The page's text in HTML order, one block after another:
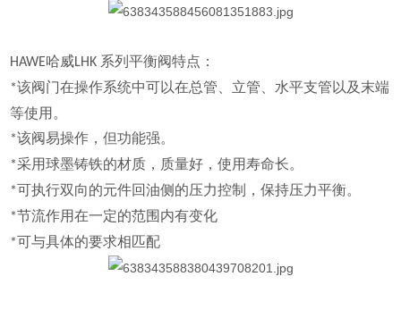
HAWE哈威LHK系列平衡阀特点：
*该阀门在操作系统中可以在总管、立管、水平支管以及末端
等使用。
*该阀易操作，但功能强。
*采用球墨铸铁的材质，质量好，使用寿命长。
*可执行双向的元件回油侧的压力控制，保持压力平衡。
*节流作用在一定的范围内有变化
*可与具体的要求相匹配